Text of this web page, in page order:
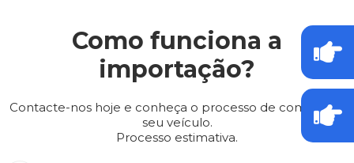
Como funciona a
importação?
Contacte-nos hoje e conheça o processo de compra do
seu veículo.
Processo estimativa.